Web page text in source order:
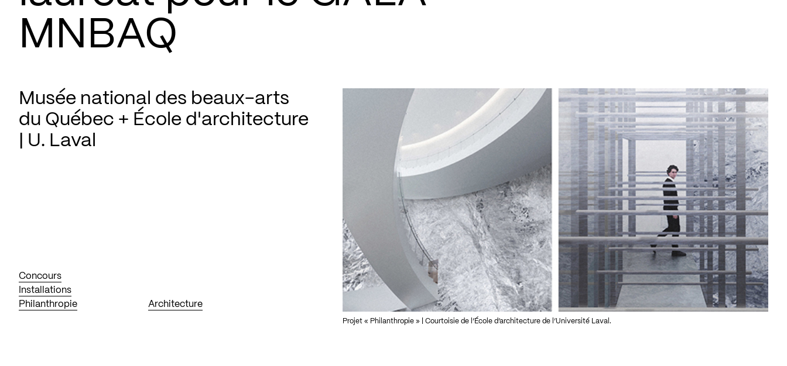
MNBAQ
Musée national des beaux-arts
du Québec + École d'architecture
| U. Laval
Concours
Installations
Philanthropie
Architecture
Projet « Philanthropie » | Courtoisie de l’École d’architecture de l’Université Laval.